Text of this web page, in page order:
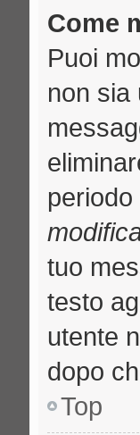
Come
Puoi
non sia
tuo
testo
utente
dopo
Top